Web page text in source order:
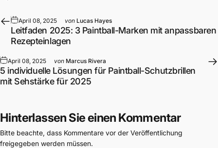
April 08, 2025 von Lucas Hayes
Leitfaden 2025: 3 Paintball-Marken mit anpassbaren
Rezepteinlagen
April 08, 2025 von Marcus Rivera
5 individuelle Lösungen für Paintball-Schutzbrillen
mit Sehstärke für 2025
Hinterlassen Sie einen Kommentar
Bitte beachte, dass Kommentare vor der Veröffentlichung
freigegeben werden müssen.